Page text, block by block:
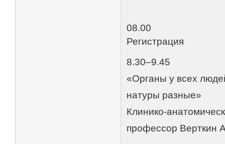
08.00
Регистрация
8.30–9.45
«Органы у всех
натуры разные»
Клинико-
профессор Верткин